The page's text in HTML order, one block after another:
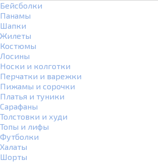
Бейсболки
Панамы
Шапки
Жилеты
Костюмы
Лосины
Носки и колготки
Перчатки и варежки
Пижамы и сорочки
Платья и туники
Сарафаны
Толстовки и худи
Топы и лифы
Футболки
Халаты
Шорты